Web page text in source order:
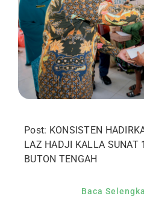
Post: KONSISTEN
LAZ HADJI KALLA SUNAT
BUTON TENGAH
Baca